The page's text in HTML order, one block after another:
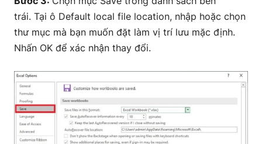
trái. Tại ô Default local file location, nhập hoặc chọn
thư mục mà bạn muốn đặt làm vị trí lưu mặc định.
Nhấn OK để xác nhận thay đổi.